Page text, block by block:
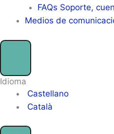
FAQs Soporte,
Medios de
Idioma
Castellano
Català